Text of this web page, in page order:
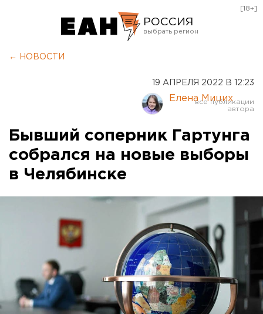
РОССИЯ
Курган
Оренбург
[18+]
← НОВОСТИ
19 АПРЕЛЯ 2022 В 12:23
Елена Мицих
Бывший соперник Гартунга
собрался на новые выборы
в Челябинске